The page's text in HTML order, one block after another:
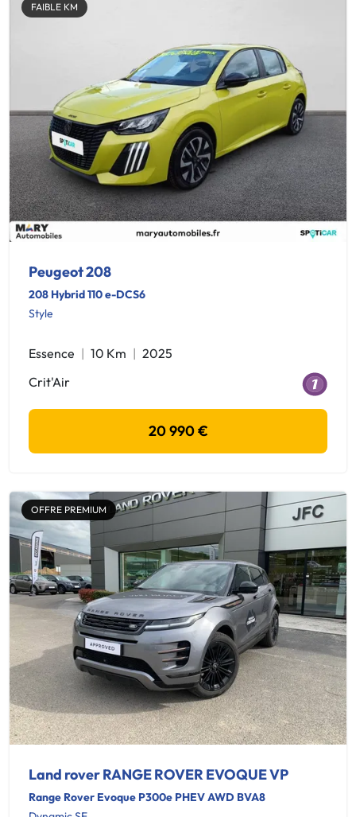
FAIBLE KM
Peugeot 208
208 Hybrid 110 e-DCS6
Style
Essence 10 Km
2025
Crit'Air
20 990 €
OFFRE PREMIUM
Land rover RANGE ROVER EVOQUE VP
Range Rover Evoque P300e PHEV AWD BVA8